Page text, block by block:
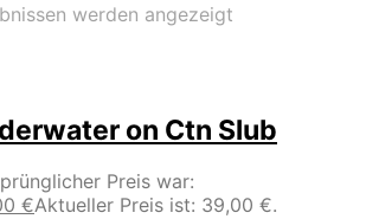
werden angezeigt
on Ctn Slub
Preis war:
€Aktueller Preis ist: 39,00 €.